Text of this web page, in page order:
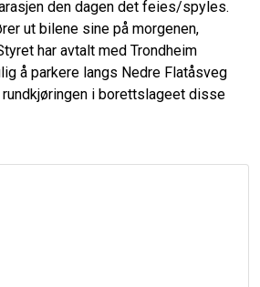
den dagen det feies/spyles.
ut bilene sine på morgenen,
har avtalt med Trondheim
å parkere langs Nedre Flatåsveg
i borettslageet disse